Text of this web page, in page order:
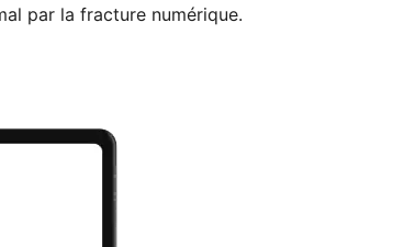
par la fracture numérique.